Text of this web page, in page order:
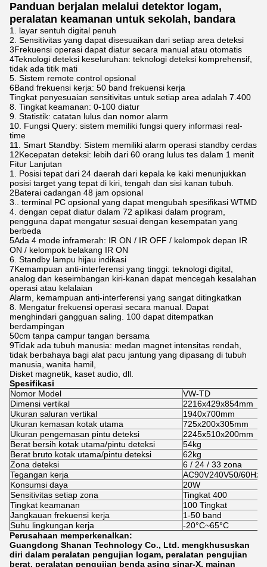
Panduan berjalan melalui detektor logam,
peralatan keamanan untuk sekolah, bandara
1. layar sentuh digital penuh
2. Sensitivitas yang dapat disesuaikan dari setiap area deteksi
3Frekuensi operasi dapat diatur secara manual atau otomatis
4Teknologi deteksi keseluruhan: teknologi deteksi komprehensif,
tidak ada titik mati
5. Sistem remote control opsional
6Band frekuensi kerja: 50 band frekuensi kerja
Tingkat penyesuaian sensitivitas untuk setiap area adalah 7.400
8. Tingkat keamanan: 0-100 diatur
9. Statistik: catatan lulus dan nomor alarm
10. Fungsi Query: sistem memiliki fungsi query informasi real-
time
11. Smart Standby: Sistem memiliki alarm operasi standby cerdas
12Kecepatan deteksi: lebih dari 60 orang lulus tes dalam 1 menit
Fitur Lanjutan
1. Posisi tepat dari 24 daerah dari kepala ke kaki menunjukkan
posisi target yang tepat di kiri, tengah dan sisi kanan tubuh.
2Baterai cadangan 48 jam opsional
3.. terminal PC opsional yang dapat mengubah spesifikasi WTMD
4. dengan cepat diatur dalam 72 aplikasi dalam program,
pengguna dapat mengatur sesuai dengan kesempatan yang
berbeda
5Ada 4 mode inframerah: IR ON / IR OFF / kelompok depan IR
ON / kelompok belakang IR ON
6. Standby lampu hijau indikasi
7Kemampuan anti-interferensi yang tinggi: teknologi digital,
analog dan keseimbangan kiri-kanan dapat mencegah kesalahan
operasi atau kelalaian
Alarm, kemampuan anti-interferensi yang sangat ditingkatkan
8. Mengatur frekuensi operasi secara manual. Dapat
menghindari gangguan saling. 100 dapat ditempatkan
berdampingan
50cm tanpa campur tangan bersama
9Tidak ada tubuh manusia: medan magnet intensitas rendah,
tidak berbahaya bagi alat pacu jantung yang dipasang di tubuh
manusia, wanita hamil,
Disket magnetik, kaset audio, dll.
Spesifikasi
Nomor Model
VW-TD
Dimensi vertikal
2216x429x854mm
Ukuran saluran vertikal
1940x700mm
Ukuran kemasan kotak utama
725x200x305mm
Ukuran pengemasan pintu deteksi
2245x510x200mm
Berat bersih kotak utama/pintu deteksi
54kg
Berat bruto kotak utama/pintu deteksi
62kg
Zona deteksi
6 / 24 / 33 zona
Tegangan kerja
AC90V240V50/60Hz
Konsumsi daya
20W
Sensitivitas setiap zona
Tingkat 400
Tingkat keamanan
100 Tingkat
Jangkauan frekuensi kerja
1-50 band
Suhu lingkungan kerja
-20°C~65°C
Perusahaan memperkenalkan:
Guangdong Shanan Technology Co., Ltd. mengkhususkan
diri dalam peralatan pengujian logam, peralatan pengujian
berat, peralatan pengujian benda asing sinar-X, mainan